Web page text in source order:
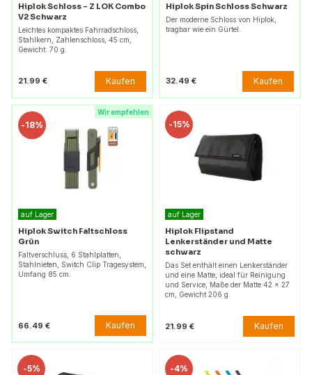
Hiplok Schloss – Z LOK Combo
V2 Schwarz
Leichtes kompaktes Fahrradschloss,
Stahlkern, Zahlenschloss, 45 cm,
Gewicht: 70 g.
21.99 € Kaufen
Hiplok Spin Schloss Schwarz
Der moderne Schloss von Hiplok,
tragbar wie ein Gürtel.
32.49 € Kaufen
Wir empfehlen
-18%
auf Lager
Hiplok Switch Faltschloss
Grün
Faltverschluss, 6 Stahlplatten,
Stahlnieten, Switch Clip Tragesystem,
Umfang 85 cm.
66.49 € Kaufen
-15%
auf Lager
Hiplok Flipstand
Lenkerständer und Matte
schwarz
Das Set enthält einen Lenkerständer
und eine Matte, ideal für Reinigung
und Service, Maße der Matte 42 x 27
cm, Gewicht 206 g.
21.99 € Kaufen
-5% -4%